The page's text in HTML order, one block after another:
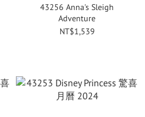
43256 Anna's Sleigh
Adventure
NT$1,539